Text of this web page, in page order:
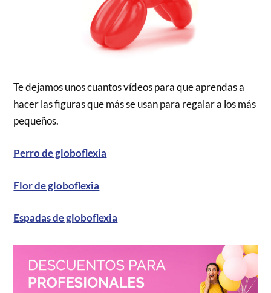
Te dejamos unos cuantos vídeos para que aprendas a
hacer las figuras que más se usan para regalar a los más
pequeños.
Perro de globoflexia
Flor de globoflexia
Espadas de globoflexia